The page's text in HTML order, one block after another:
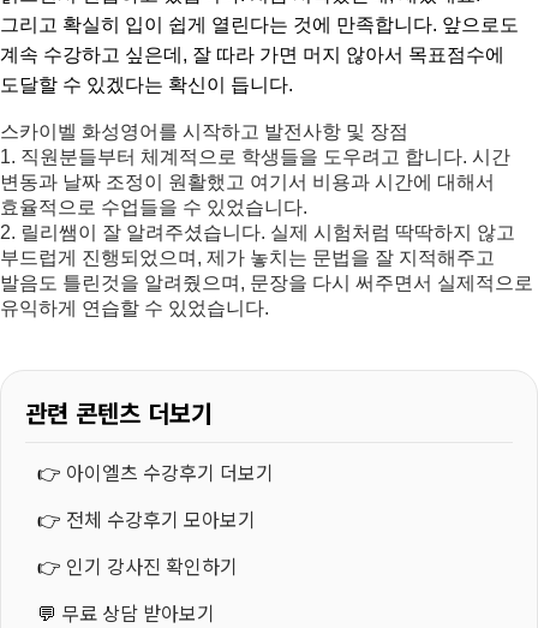
그리고 확실히 입이 쉽게 열린다는 것에 만족합니다. 앞으로도
계속 수강하고 싶은데, 잘 따라 가면 머지 않아서 목표점수에
도달할 수 있겠다는 확신이 듭니다.
스카이벨 화성영어를 시작하고 발전사항 및 장점
1. 직원분들부터 체계적으로 학생들을 도우려고 합니다. 시간
변동과 날짜 조정이 원활했고 여기서 비용과 시간에 대해서
효율적으로 수업들을 수 있었습니다.
2. 릴리쌤이 잘 알려주셨습니다. 실제 시험처럼 딱딱하지 않고
부드럽게 진행되었으며, 제가 놓치는 문법을 잘 지적해주고
발음도 틀린것을 알려줬으며, 문장을 다시 써주면서 실제적으로
유익하게 연습할 수 있었습니다.
관련 콘텐츠 더보기
👉 아이엘츠 수강후기 더보기
👉 전체 수강후기 모아보기
👉 인기 강사진 확인하기
💬 무료 상담 받아보기